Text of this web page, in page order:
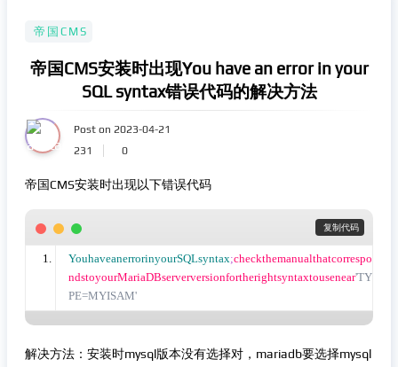
帝国CMS
帝国CMS安装时出现You have an error in your
SQL syntax错误代码的解决方法
Post on 2023-04-21
231
0
帝国CMS安装时出现以下错误代码
复制代码
YouhaveanerrorinyourSQLsyntax;checkthemanualthatcorrespo
ndstoyourMariaDBserverversionfortherightsyntaxtousenear'TY
PE=MYISAM'
解决方法：安装时mysql版本没有选择对，mariadb要选择mysql